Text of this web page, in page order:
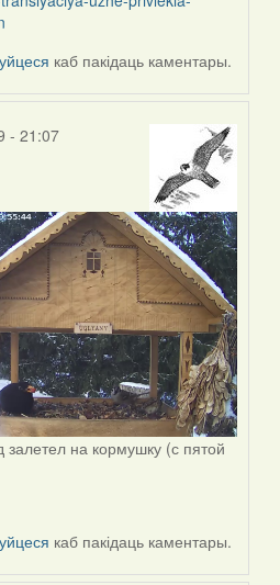
каб пакідаць каментары.
- 21:07
на кормушку (с пятой
каб пакідаць каментары.